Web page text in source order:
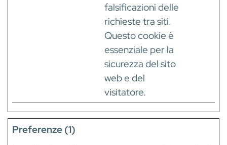
falsificazioni delle
richieste tra siti.
Questo cookie è
essenziale per la
sicurezza del sito
web e del
visitatore.
Preferenze (1)